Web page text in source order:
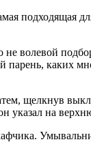
подходящая
волевой
каких
щелкнув
указал на